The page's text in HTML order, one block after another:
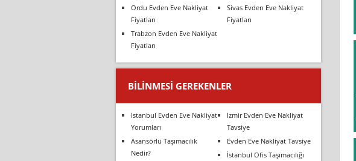
Ordu Evden Eve Nakliyat
Fiyatları
Sivas Evden Eve Nakliyat
Fiyatları
Trabzon Evden Eve Nakliyat
Fiyatları
BILINMESI GEREKENLER
İstanbul Evden Eve Nakliyat
Yorumları
İzmir Evden Eve Nakliyat
Tavsiye
Asansörlü Taşımacılık
Nedir?
Evden Eve Nakliyat Tavsiye
İstanbul Ofis Taşımacılığı